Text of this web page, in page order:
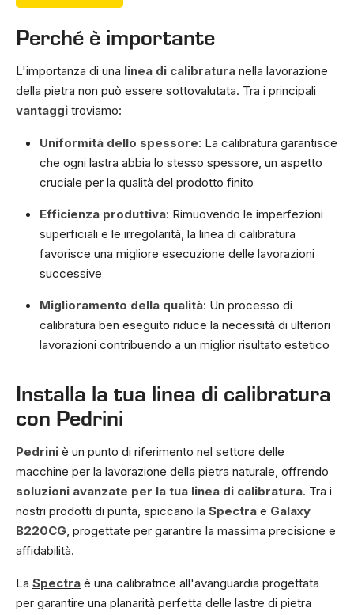
Perché è importante
L'importanza di una linea di calibratura nella lavorazione
della pietra non può essere sottovalutata. Tra i principali
vantaggi troviamo:
Uniformità dello spessore: La calibratura garantisce
che ogni lastra abbia lo stesso spessore, un aspetto
cruciale per la qualità del prodotto finito
Efficienza produttiva: Rimuovendo le imperfezioni
superficiali e le irregolarità, la linea di calibratura
favorisce una migliore esecuzione delle lavorazioni
successive
Miglioramento della qualità: Un processo di
calibratura ben eseguito riduce la necessità di ulteriori
lavorazioni contribuendo a un miglior risultato estetico
Installa la tua linea di calibratura
con Pedrini
Pedrini è un punto di riferimento nel settore delle
macchine per la lavorazione della pietra naturale, offrendo
soluzioni avanzate per la tua linea di calibratura. Tra i
nostri prodotti di punta, spiccano la Spectra e Galaxy
B220CG, progettate per garantire la massima precisione e
affidabilità.
La Spectra è una calibratrice all'avanguardia progettata
per garantire una planarità perfetta delle lastre di pietra